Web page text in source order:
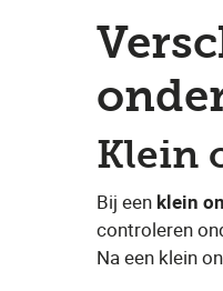
Klein
Bij een ​klein
controleren
Na een klein